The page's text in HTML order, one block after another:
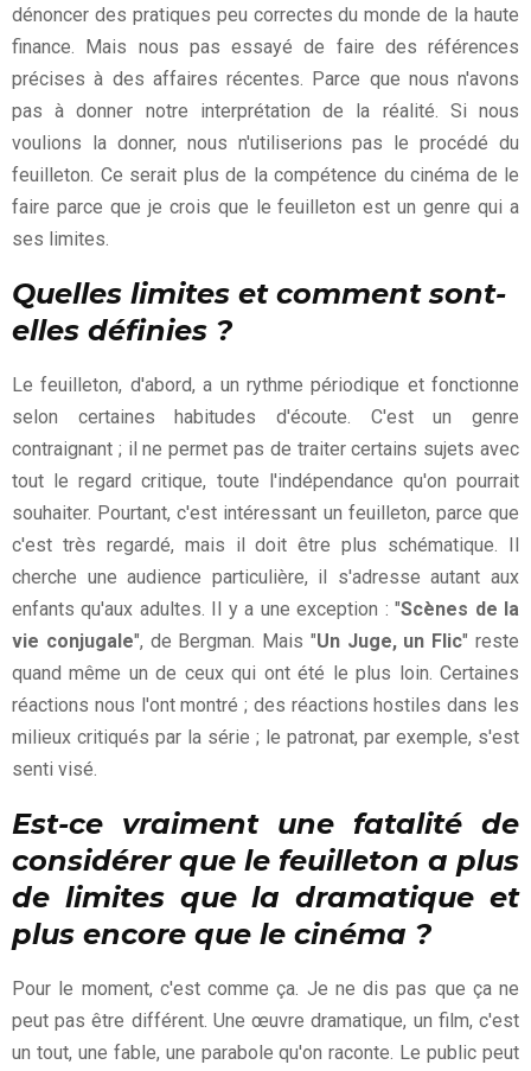
dénoncer des pratiques peu correctes du monde de la haute
finance. Mais nous pas essayé de faire des références
précises à des affaires récentes. Parce que nous n'avons
pas à donner notre interprétation de la réalité. Si nous
voulions la donner, nous n'utiliserions pas le procédé du
feuilleton. Ce serait plus de la compétence du cinéma de le
faire parce que je crois que le feuilleton est un genre qui a
ses limites.
Quelles limites et comment sont-
elles définies ?
Le feuilleton, d'abord, a un rythme périodique et fonctionne
selon certaines habitudes d'écoute. C'est un genre
contraignant ; il ne permet pas de traiter certains sujets avec
tout le regard critique, toute l'indépendance qu'on pourrait
souhaiter. Pourtant, c'est intéressant un feuilleton, parce que
c'est très regardé, mais il doit être plus schématique. Il
cherche une audience particulière, il s'adresse autant aux
enfants qu'aux adultes. Il y a une exception : "Scènes de la
vie conjugale", de Bergman. Mais "Un Juge, un Flic" reste
quand même un de ceux qui ont été le plus loin. Certaines
réactions nous l'ont montré ; des réactions hostiles dans les
milieux critiqués par la série ; le patronat, par exemple, s'est
senti visé.
Est-ce vraiment une fatalité de
considérer que le feuilleton a plus
de limites que la dramatique et
plus encore que le cinéma ?
Pour le moment, c'est comme ça. Je ne dis pas que ça ne
peut pas être différent. Une œuvre dramatique, un film, c'est
un tout, une fable, une parabole qu'on raconte. Le public peut